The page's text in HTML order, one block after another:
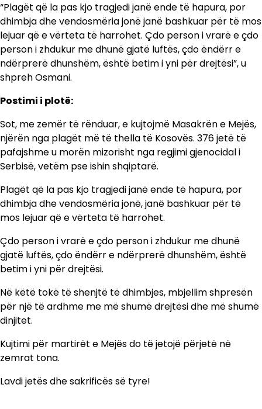
“Plagët që la pas kjo tragjedi janë ende të hapura, por
dhimbja dhe vendosmëria jonë janë bashkuar për të mos
lejuar që e vërteta të harrohet. Çdo person i vrarë e çdo
person i zhdukur me dhunë gjatë luftës, çdo ëndërr e
ndërprerë dhunshëm, është betim i yni për drejtësi”, u
shpreh Osmani.
Postimi i plotë:
Sot, me zemër të rënduar, e kujtojmë Masakrën e Mejës,
njërën nga plagët më të thella të Kosovës. 376 jetë të
pafajshme u morën mizorisht nga regjimi gjenocidal i
Serbisë, vetëm pse ishin shqiptarë.
Plagët që la pas kjo tragjedi janë ende të hapura, por
dhimbja dhe vendosmëria jonë, janë bashkuar për të
mos lejuar që e vërteta të harrohet.
Çdo person i vrarë e çdo person i zhdukur me dhunë
gjatë luftës, çdo ëndërr e ndërprerë dhunshëm, është
betim i yni për drejtësi.
Në këtë tokë të shenjtë të dhimbjes, mbjellim shpresën
për një të ardhme me më shumë drejtësi dhe më shumë
dinjitet.
Kujtimi për martirët e Mejës do të jetojë përjetë në
zemrat tona.
Lavdi jetës dhe sakrificës së tyre!